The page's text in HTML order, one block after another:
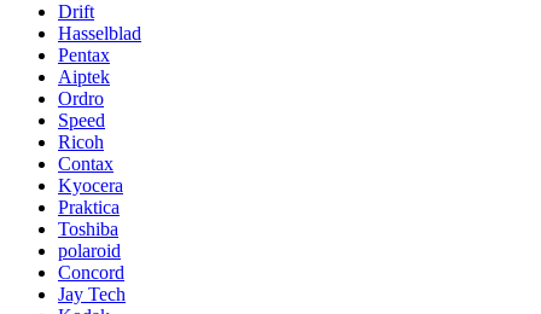
Drift
Hasselblad
Pentax
Aiptek
Ordro
Speed
Ricoh
Contax
Kyocera
Praktica
Toshiba
polaroid
Concord
Jay Tech